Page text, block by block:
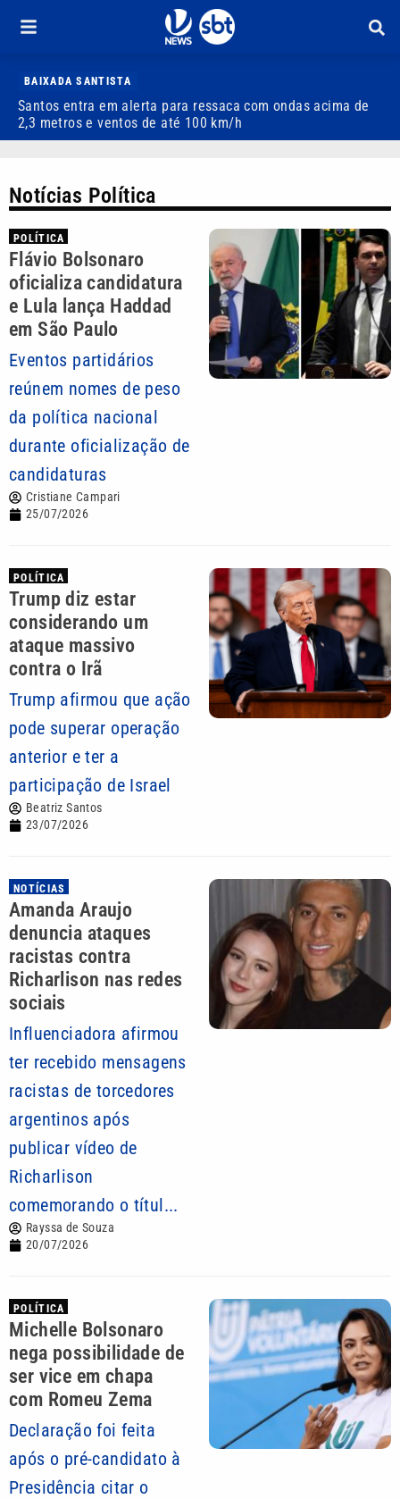
BAIXADA SANTISTA
Santos entra em alerta para ressaca com ondas acima de
2,3 metros e ventos de até 100 km/h
Notícias Política
POLÍTICA
Flávio Bolsonaro
oficializa candidatura
e Lula lança Haddad
em São Paulo
Eventos partidários
reúnem nomes de peso
da política nacional
durante oficialização de
candidaturas
Cristiane Campari
25/07/2026
POLÍTICA
Trump diz estar
considerando um
ataque massivo
contra o Irã
Trump afirmou que ação
pode superar operação
anterior e ter a
participação de Israel
Beatriz Santos
23/07/2026
NOTÍCIAS
Amanda Araujo
denuncia ataques
racistas contra
Richarlison nas redes
sociais
Influenciadora afirmou
ter recebido mensagens
racistas de torcedores
argentinos após
publicar vídeo de
Richarlison
comemorando o títul...
Rayssa de Souza
20/07/2026
POLÍTICA
Michelle Bolsonaro
nega possibilidade de
ser vice em chapa
com Romeu Zema
Declaração foi feita
após o pré-candidato à
Presidência citar o